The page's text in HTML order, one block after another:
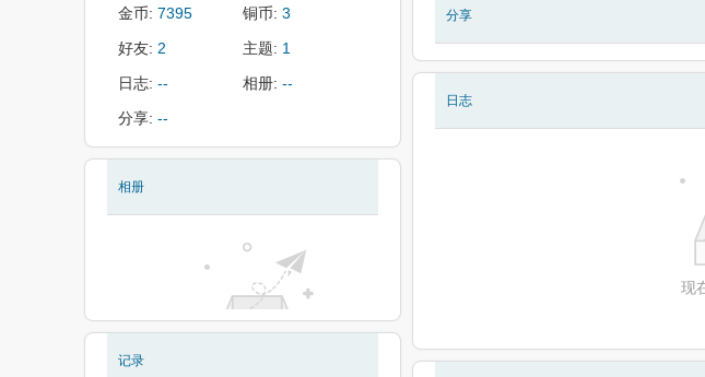
金币: 7395 铜币: 3
好友: 2 主题: 1
日志: -- 相册: --
分享: --
相册
记录
分享
日志
现